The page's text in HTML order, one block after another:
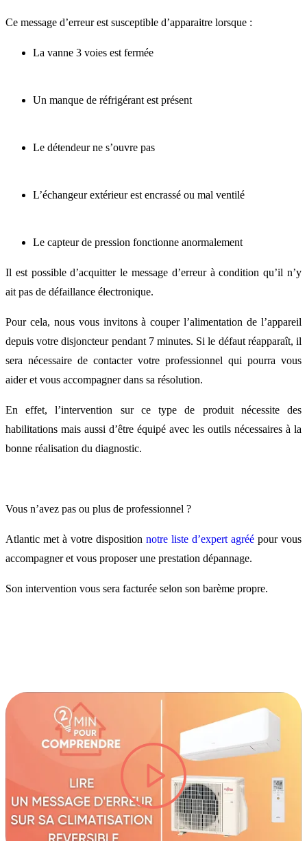
Ce message d’erreur est susceptible d’apparaitre lorsque :
La vanne 3 voies est fermée
Un manque de réfrigérant est présent
Le détendeur ne s’ouvre pas
L’échangeur extérieur est encrassé ou mal ventilé
Le capteur de pression fonctionne anormalement
Il est possible d’acquitter le message d’erreur à condition qu’il n’y
ait pas de défaillance électronique.
Pour cela, nous vous invitons à couper l’alimentation de l’appareil
depuis votre disjoncteur pendant 7 minutes. Si le défaut réapparaît, il
sera nécessaire de contacter votre professionnel qui pourra vous
aider et vous accompagner dans sa résolution.
En effet, l’intervention sur ce type de produit nécessite des
habilitations mais aussi d’être équipé avec les outils nécessaires à la
bonne réalisation du diagnostic.
Vous n’avez pas ou plus de professionnel ?
Atlantic met à votre disposition notre liste d’expert agréé pour vous
accompagner et vous proposer une prestation dépannage.
Son intervention vous sera facturée selon son barème propre.
lire la vidéo